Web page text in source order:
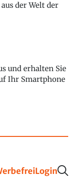
der Welt der
und erhalten Sie
Ihr Smartphone
Login